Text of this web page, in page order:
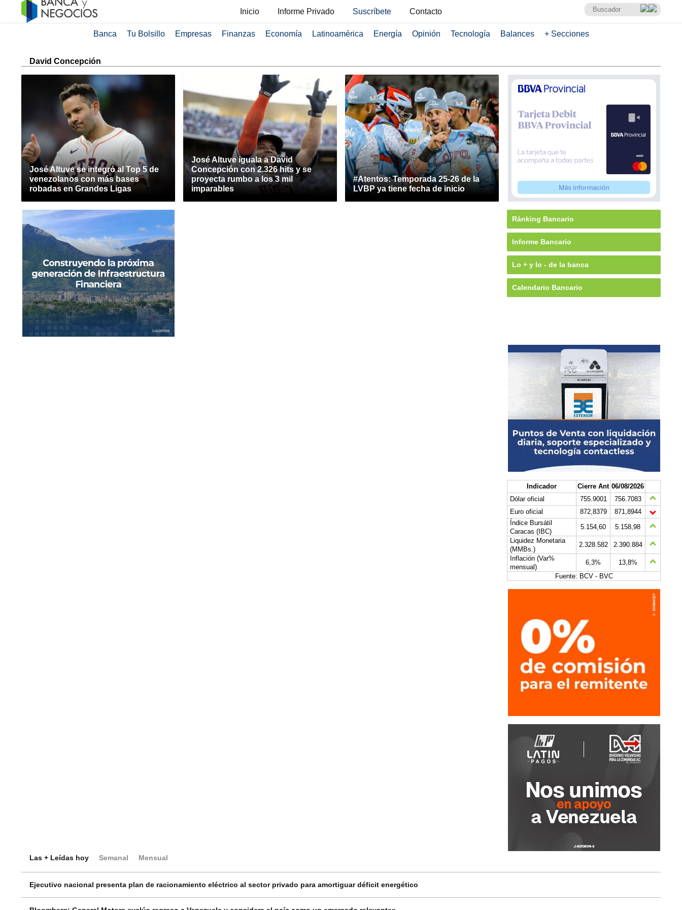
Inicio Informe Privado Suscríbete Contacto
Banca Tu Bolsillo Empresas Finanzas Economía Latinoamérica Energía Opinión Tecnología Balances + Secciones
David Concepción
José Altuve se integró al Top 5 de
venezolanos con más bases
robadas en Grandes Ligas
José Altuve iguala a David
Concepción con 2.326 hits y se
proyecta rumbo a los 3 mil
imparables
#Atentos: Temporada 25-26 de la
LVBP ya tiene fecha de inicio
Ránking Bancario
Informe Bancario
Lo + y lo - de la banca
Calendario Bancario
Indicador Cierre Ant 06/08/2026
Dólar oficial
755.9001
756.7083
Euro oficial
872,8379
871,8944
Índice Bursátil
Caracas (IBC)
5.154,60
5.158,98
Liquidez Monetaria
(MMBs.)
2.328.582
2.390.884
Inflación (Var%
mensual)
6,3%
13,8%
Fuente: BCV - BVC
Las + Leídas hoy Semanal Mensual
Ejecutivo nacional presenta plan de racionamiento eléctrico al sector privado para amortiguar déficit energético